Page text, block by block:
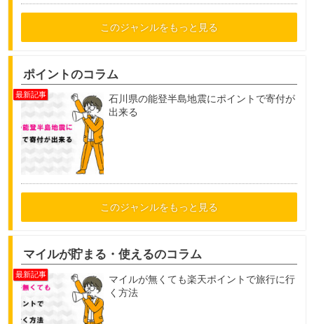
このジャンルをもっと見る
ポイントのコラム
石川県の能登半島地震にポイントで寄付が
出来る
このジャンルをもっと見る
マイルが貯まる・使えるのコラム
マイルが無くても楽天ポイントで旅行に行
く方法